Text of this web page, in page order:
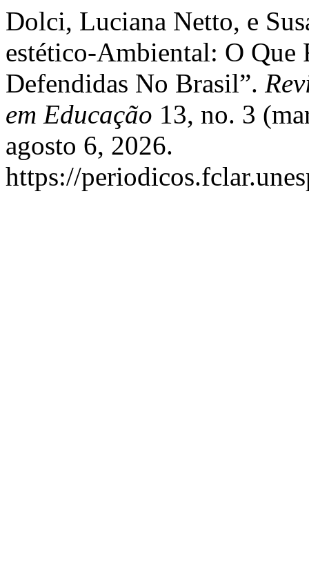
Dolci, Luciana Netto, e
estético-Ambiental: O Que
Defendidas No Brasil”.
em Educação 13, no. 3
agosto 6, 2026.
https://